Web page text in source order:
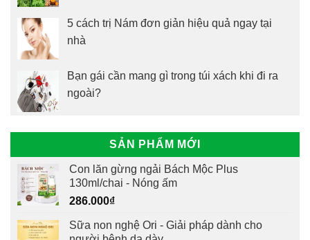
5 cách trị Nám đơn giản hiệu quả ngay tại
nhà
Bạn gái cần mang gì trong túi xách khi đi ra
ngoài?
SẢN PHẨM MỚI
Con lăn gừng ngải Bách Mộc Plus
130ml/chai - Nóng ấm
286.000₫
Sữa non nghệ Ori - Giải pháp dành cho